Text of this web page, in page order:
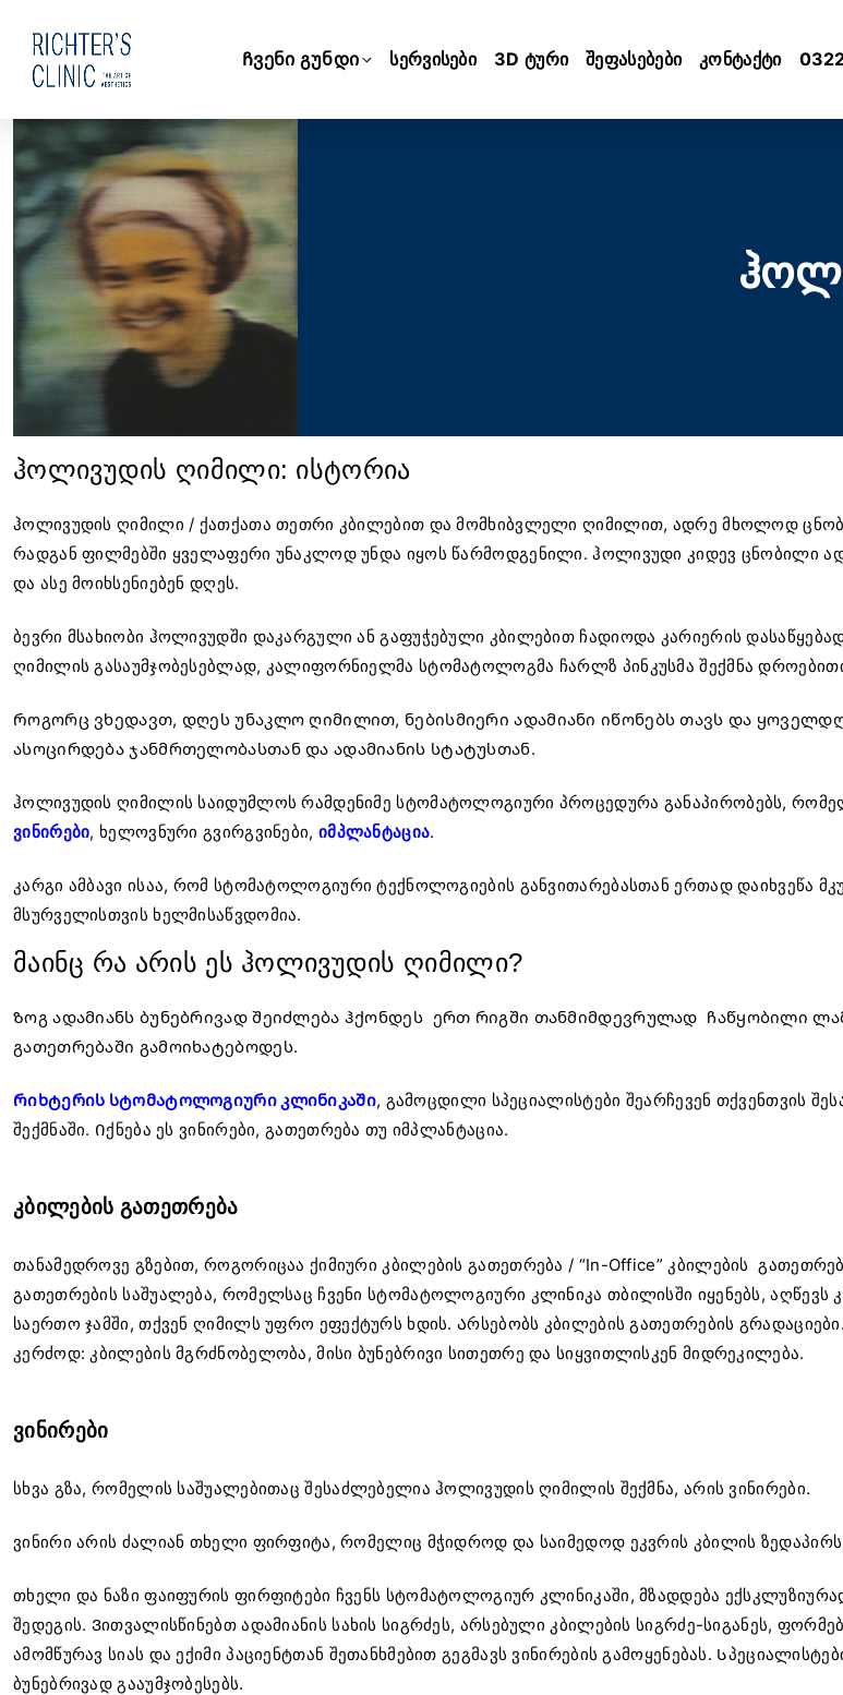
Ჩვენი გუნდი სერვისები 3D ტური შეფასებები კონტაქტი
ჰოლივუდის ღიმილი: ისტორია
ჰოლივუდის ღიმილი / ქათქათა თეთრი კბილებით და მომხიბვლელი ღიმილით, ადრე მხოლოდ
რადგან ფილმებში ყველაფერი უნაკლოდ უნდა იყოს წარმოდგენილი. ჰოლივუდი კიდევ ცნობილი
და ასე მოიხსენიებენ დღეს.
ბევრი მსახიობი ჰოლივუდში დაკარგული ან გაფუჭებული კბილებით ჩადიოდა კარიერის
ღიმილის გასაუმჯობესებლად, კალიფორნიელმა სტომატოლოგმა ჩარლზ პინკუსმა შექმნა
Როგორც ვხედავთ, დღეს უნაკლო ღიმილით, ნებისმიერი ადამიანი იწონებს თავს და
ასოცირდება ჯანმრთელობასთან და ადამიანის სტატუსთან.
ჰოლივუდის ღიმილის საიდუმლოს რამდენიმე სტომატოლოგიური პროცედურა განაპირობებს,
ვინირები, ხელოვნური გვირგვინები, იმპლანტაცია.
კარგი ამბავი ისაა, რომ სტომატოლოგიური ტექნოლოგიების განვითარებასთან ერთად დაიხვეწა
მსურველისთვის ხელმისაწვდომია.
მაინც რა არის ეს ჰოლივუდის ღიმილი?
Ზოგ ადამიანს ბუნებრივად შეიძლება ჰქონდეს ერთ რიგში თანმიმდევრულად ჩაწყობილი
გათეთრებაში გამოიხატებოდეს.
Რიხტერის სტომატოლოგიური კლინიკაში, გამოცდილი სპეციალისტები შეარჩევენ თქვენთვის
შექმნაში. Იქნება ეს ვინირები, გათეთრება თუ იმპლანტაცია.
კბილების გათეთრება
თანამედროვე გზებით, როგორიცაა ქიმიური კბილების გათეთრება / “In-Office”კბილების
გათეთრების საშუალება, რომელსაც ჩვენი სტომატოლოგიური კლინიკა თბილისში იყენებს,
საერთო ჯამში, თქვენ ღიმილს უფრო ეფექტურს ხდის. Არსებობს კბილების გათეთრების
კერძოდ: კბილების მგრძნობელობა, მისი ბუნებრივი სითეთრე და სიყვითლისკენ მიდრეკილება.
ვინირები
სხვა გზა, რომელის საშუალებითაც შესაძლებელია ჰოლივუდის ღიმილის შექმნა, არის ვინირები.
ვინირი არის ძალიან თხელი ფირფიტა, რომელიც მჭიდროდ და საიმედოდ ეკვრის კბილის
თხელი და ნაზი ფაიფურის ფირფიტები ჩვენს სტომატოლოგიურ კლინიკაში, მზადდება
შედეგის. Ვითვალისწინებთ ადამიანის სახის სიგრძეს, არსებული კბილების სიგრძე-სიგანეს,
ამომწურავ სიას და ექიმი პაციენტთან შეთანხმებით გეგმავს ვინირების გამოყენებას.
ბუნებრივად გააუმჯობესებს.